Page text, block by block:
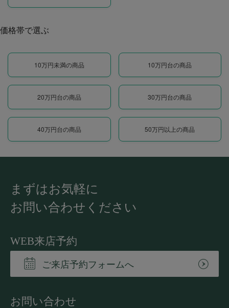
価格帯で選ぶ
10万円未満の商品 10万円台の商品
20万円台の商品 30万円台の商品
40万円台の商品 50万円以上の商品
まずはお気軽に
お問い合わせください
WEB来店予約
ご来店予約フォームへ
お問い合わせ